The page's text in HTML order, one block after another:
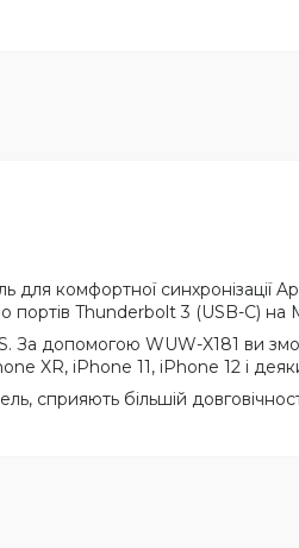
комфортної синхронізації
Thunderbolt 3 (USB-C) на
За допомогою WUW-X181 ви
XR, iPhone 11, iPhone 12 і
сприяють більшій